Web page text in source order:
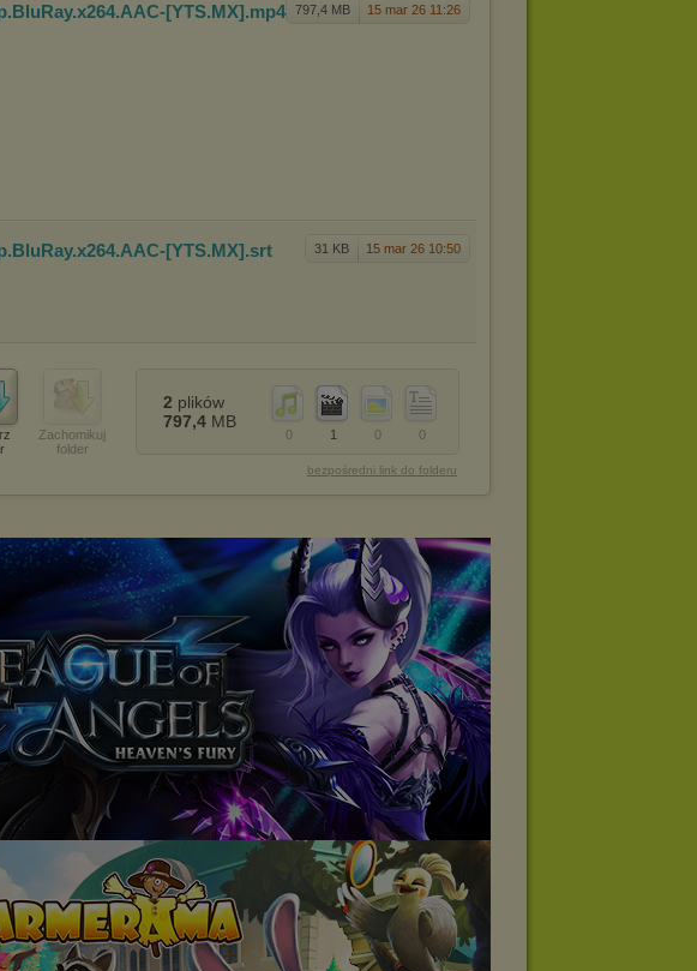
797,4 MB 15 mar 26 11:26
[YTS.MX].mp4
31 KB 15 mar 26 10:50
[YTS.MX] .srt
Zachomikuj
folder
0
0
1
0
2 plików
797,4 MB
bezpośredni link do folderu